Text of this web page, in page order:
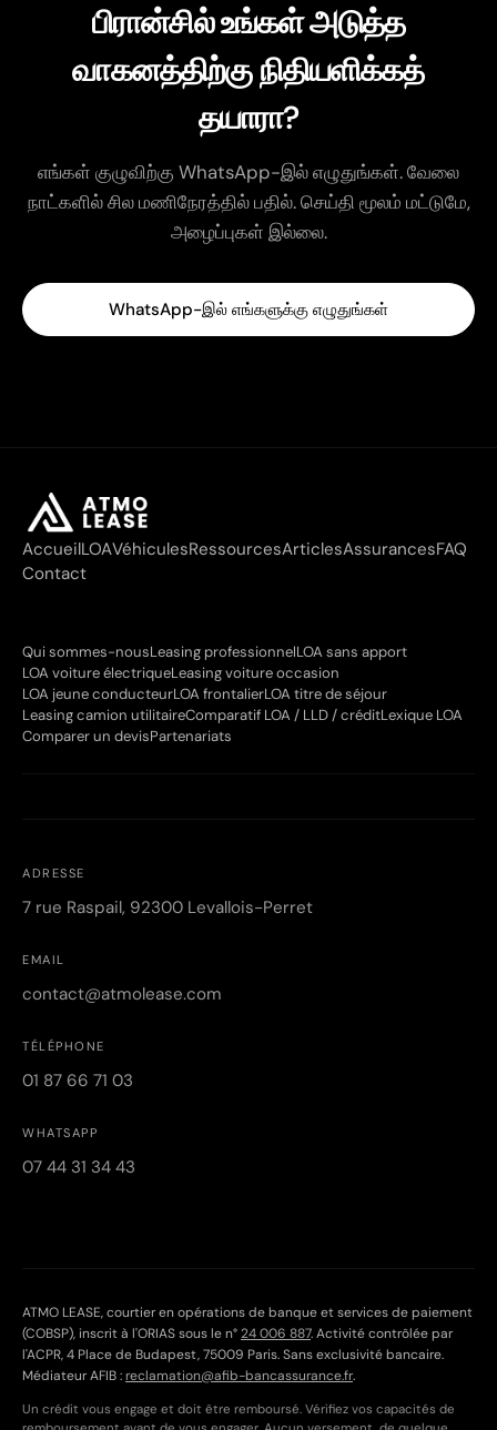
பிரான்சில் உங்கள் அடுத்த
வாகனத்திற்கு நிதியளிக்கத்
தயாரா?
எங்கள் குழுவிற்கு WhatsApp-இல் எழுதுங்கள். வேலை
நாட்களில் சில மணிநேரத்தில் பதில். செய்தி மூலம் மட்டுமே,
அழைப்புகள் இல்லை.
WhatsApp-இல் எங்களுக்கு எழுதுங்கள்
AccueilLOAVéhiculesRessourcesArticlesAssurancesFAQ
Contact
Qui sommes-nousLeasing professionnelLOA sans apport
LOA voiture électriqueLeasing voiture occasion
LOA jeune conducteurLOA frontalierLOA titre de séjour
Leasing camion utilitaireComparatif LOA / LLD / créditLexique LOA
Comparer un devisPartenariats
ADRESSE
7 rue Raspail, 92300 Levallois-Perret
EMAIL
contact@atmolease.com
TÉLÉPHONE
01 87 66 71 03
WHATSAPP
07 44 31 34 43
ATMO LEASE, courtier en opérations de banque et services de paiement
(COBSP), inscrit à l'ORIAS sous le n°24 006 887. Activité contrôlée par
l'ACPR, 4 Place de Budapest, 75009 Paris. Sans exclusivité bancaire.
Médiateur AFIB :reclamation@afib-bancassurance.fr.
Un crédit vous engage et doit être remboursé. Vérifiez vos capacités de